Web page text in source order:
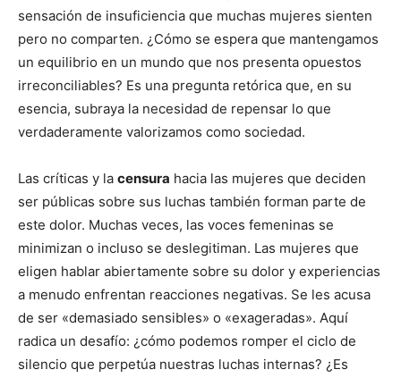
sensación de insuficiencia que muchas mujeres sienten
pero no comparten. ¿Cómo se espera que mantengamos
un equilibrio en un mundo que nos presenta opuestos
irreconciliables? Es una pregunta retórica que, en su
esencia, subraya la necesidad de repensar lo que
verdaderamente valorizamos como sociedad.
Las críticas y la censura hacia las mujeres que deciden
ser públicas sobre sus luchas también forman parte de
este dolor. Muchas veces, las voces femeninas se
minimizan o incluso se deslegitiman. Las mujeres que
eligen hablar abiertamente sobre su dolor y experiencias
a menudo enfrentan reacciones negativas. Se les acusa
de ser «demasiado sensibles» o «exageradas». Aquí
radica un desafío: ¿cómo podemos romper el ciclo de
silencio que perpetúa nuestras luchas internas? ¿Es